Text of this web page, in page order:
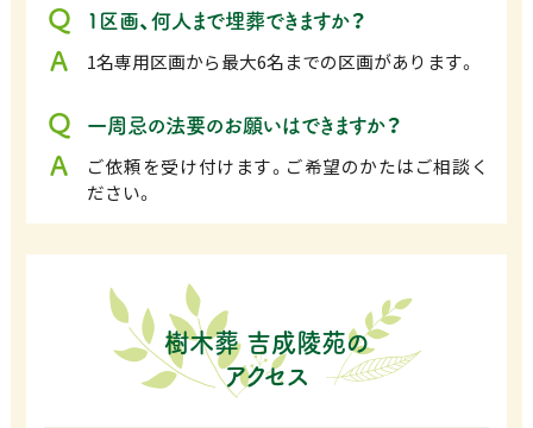
1区画、何人まで埋葬できますか？
1名専用区画から最大6名までの区画があります。
一周忌の法要のお願いはできますか？
ご依頼を受け付けます。ご希望のかたはご相談く
ださい。
樹木葬 吉成陵苑の
アクセス